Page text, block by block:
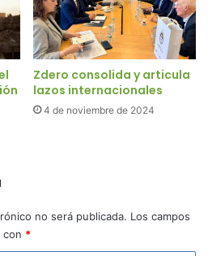
Zdero consolida y articula
lazos internacionales
4 de noviembre de 2024
no será publicada. Los campos
con *